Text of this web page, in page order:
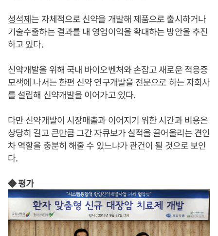
성석제는 자체적으로 신약을 개발해 제품으로 출시하거나
기술수출하는 결과를 내 영업이익을 확대하는 방안을 추진
하고 있다.
신약개발을 위해 국내 바이오벤처와 손잡고 새로운 적응증
모색에 나서는 한편 신약 연구개발을 전문으로 하는 자회사
를 설립해 신약개발을 이어가고 있다.
다만 신약개발이 시장매출과 이어지기 위한 시간과 비용은
상당히 길고 큰만큼 그간 자큐보가 실적을 끌어올리는 견인
차 역할을 충분히 해줄 수 있느냐가 관건이 될 것으로 보인
다.
◆ 평가